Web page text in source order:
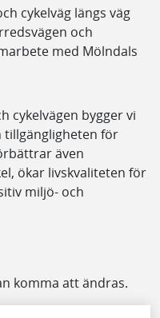
cykelväg längs väg
och
med Mölndals
cykelvägen bygger vi
tillgängligheten för
även
ökar livskvaliteten för
miljö- och
komma att ändras.